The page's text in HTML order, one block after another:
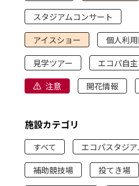
スタジアムコンサート
アイスショー
個人利
見学ツアー
エコパ自
注意
開花情報
施設カテゴリ
すべて
エコパスタジア
補助競技場
投てき場